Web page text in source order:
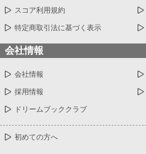
スコア利用規約
特定商取引法に基づく表示
会社情報
会社情報
採用情報
ドリームブッククラブ
初めての方へ